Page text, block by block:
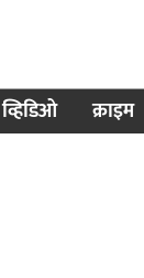
व्हिडिओ क्राइम